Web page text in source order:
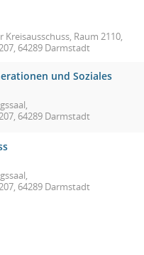
Raum 2110,
64289 Darmstadt
und Soziales
64289 Darmstadt
64289 Darmstadt